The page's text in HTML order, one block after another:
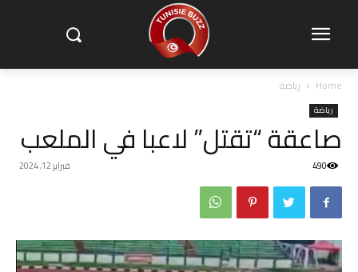
Home رياضة
رياضة
صاعقة “تقتل” لاعبا في الملعب
فبراير 12, 2024 490